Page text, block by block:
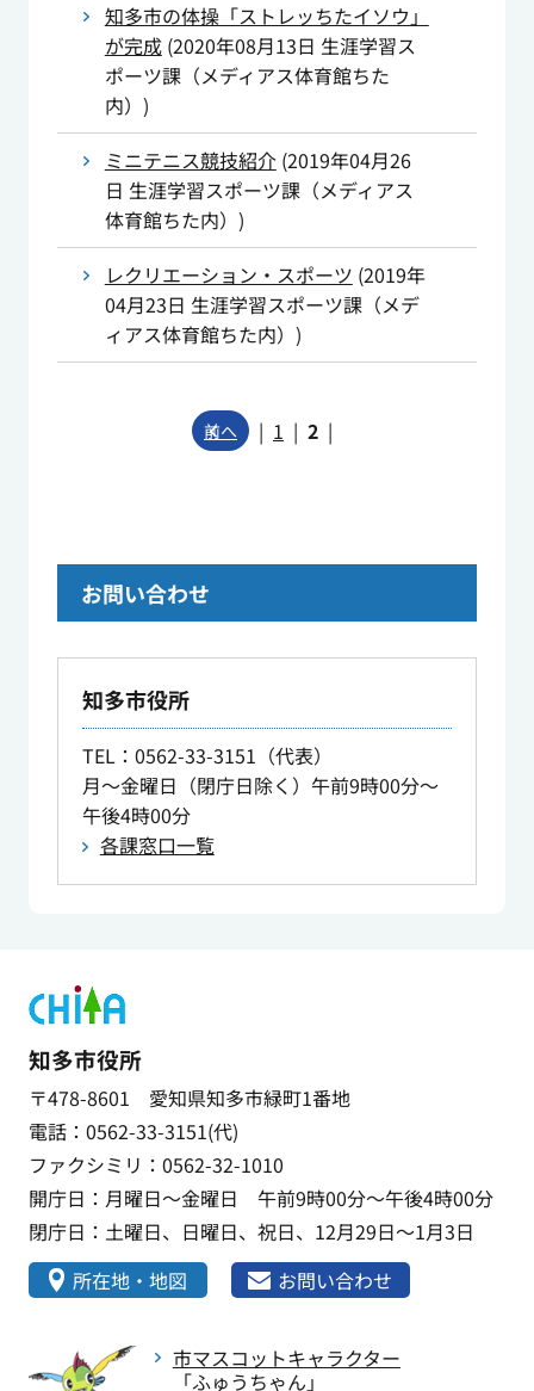
知多市の体操「ストレッちたイソウ」
が完成(2020年08月13日 生涯学習ス
ポーツ課（メディアス体育館ちた
内） )
ミニテニス競技紹介(2019年04月26
日 生涯学習スポーツ課（メディアス
体育館ちた内） )
レクリエーション・スポーツ (2019年
04月23日 生涯学習スポーツ課（メデ
ィアス体育館ちた内） )
前へ | 1 | 2 |
お問い合わせ
知多市役所
TEL：0562-33-3151（代表）
月～金曜日（閉庁日除く）午前9時00分～
午後4時00分
各課窓口一覧
知多市役所
〒478-8601 愛知県知多市緑町1番地
電話：0562-33-3151(代)
ファクシミリ：0562-32-1010
開庁日：月曜日～金曜日 午前9時00分～午後4時00分
閉庁日：土曜日、日曜日、祝日、12月29日～1月3日
所在地・地図
お問い合わせ
市マスコットキャラクター
「ふゅうちゃん」